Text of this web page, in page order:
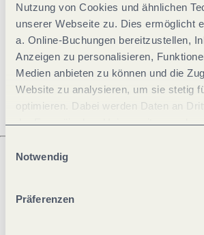
Nutzung von Cookies und ähnlichen
unserer Webseite zu. Dies ermöglicht
a. Online-Buchungen bereitzustellen,
Anzeigen zu personalisieren,
Medien anbieten zu können und die
Website zu analysieren, um sie stetig
optimieren. Dabei werden Daten an
der Europäischen Union
jederzeit widerrufen werden. Mit der
ablehnen" kann es zu
Notwendig
Präferenzen
Allgemeine
Öffnungszeiten